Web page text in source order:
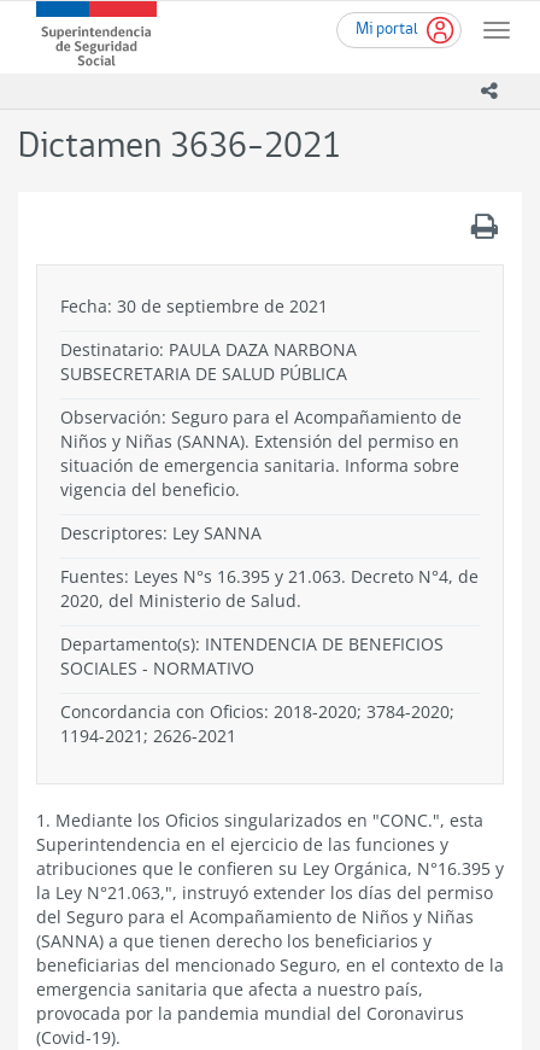
contenido
Mi portal
Toggle
Superintendencia
de
-
Dictamen 3636-2021
Fecha: 30 de septiembre de 2021
Destinatario: PAULA DAZA NARBONA
SUBSECRETARIA DE SALUD PÚBLICA
Observación: Seguro para el Acompañamiento de
Niños y Niñas (SANNA). Extensión del permiso en
situación de emergencia sanitaria. Informa sobre
vigencia del beneficio.
Descriptores: Ley SANNA
Fuentes: Leyes N°s 16.395 y 21.063. Decreto N°4, de
2020, del Ministerio de Salud.
Departamento(s): INTENDENCIA DE BENEFICIOS
SOCIALES - NORMATIVO
Concordancia con Oficios: 2018-2020; 3784-2020;
1194-2021; 2626-2021
1. Mediante los Oficios singularizados en "CONC.", esta
Superintendencia en el ejercicio de las funciones y
atribuciones que le confieren su Ley Orgánica, N°16.395 y
la Ley N°21.063,", instruyó extender los días del permiso
del Seguro para el Acompañamiento de Niños y Niñas
(SANNA) a que tienen derecho los beneficiarios y
beneficiarias del mencionado Seguro, en el contexto de la
emergencia sanitaria que afecta a nuestro país,
provocada por la pandemia mundial del Coronavirus
(Covid-19).